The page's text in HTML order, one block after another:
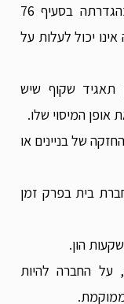
החברה היא "חברת מעטים" (כהגדרתה בסעיף 76
יכול לעלות על
תאגיד שקוף שיש
המיסוי שלו.
של בניינים או
בית בפרק זמן
הון.
על החברה להיות